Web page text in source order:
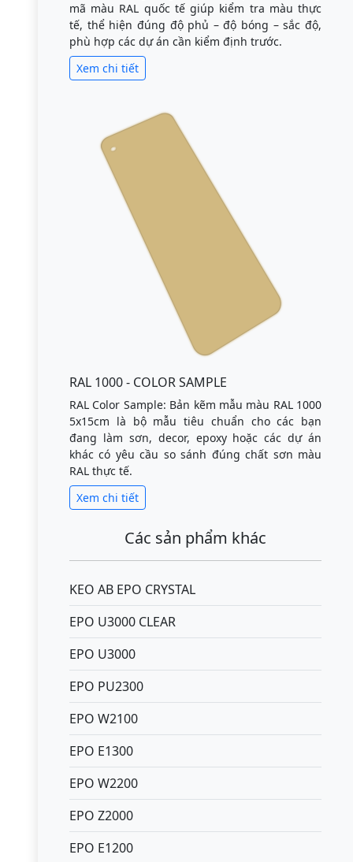
mã màu RAL quốc tế giúp kiểm tra màu thực
tế, thể hiện đúng độ phủ – độ bóng – sắc độ,
phù hợp các dự án cần kiểm định trước.
Xem chi tiết
RAL 1000 - COLOR SAMPLE
RAL Color Sample: Bản kẽm mẫu màu RAL 1000
5x15cm là bộ mẫu tiêu chuẩn cho các bạn
đang làm sơn, decor, epoxy hoặc các dự án
khác có yêu cầu so sánh đúng chất sơn màu
RAL thực tế.
Xem chi tiết
Các sản phẩm khác
KEO AB EPO CRYSTAL
EPO U3000 CLEAR
EPO U3000
EPO PU2300
EPO W2100
EPO E1300
EPO W2200
EPO Z2000
EPO E1200